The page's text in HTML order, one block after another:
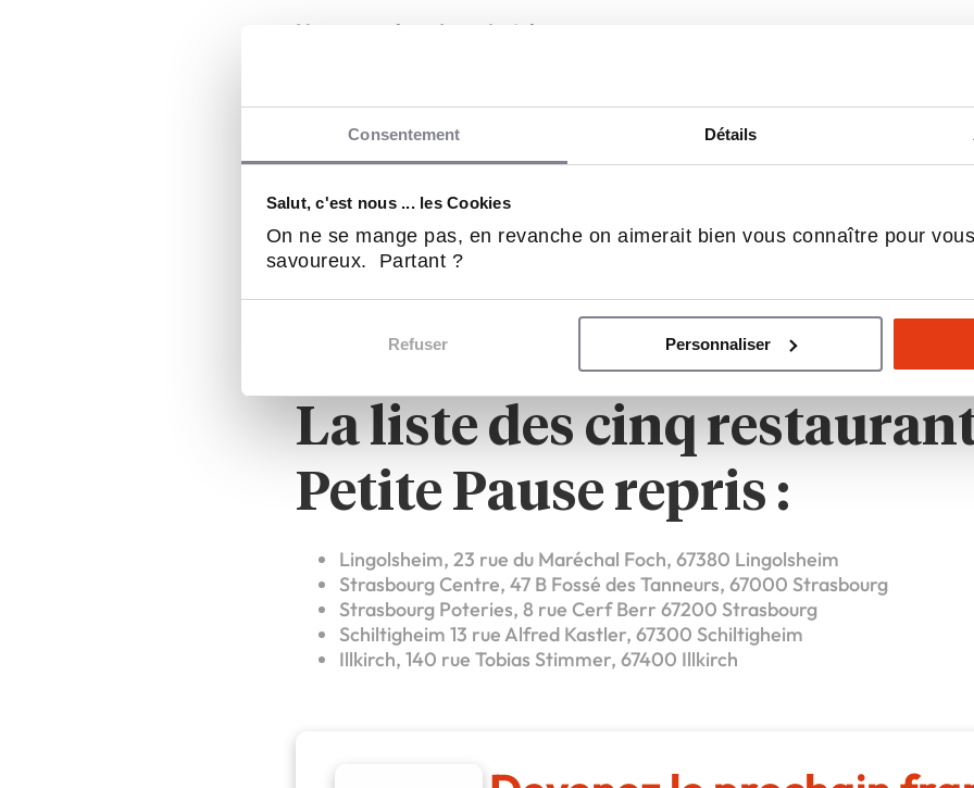
Consentement Détails
Salut, c'est nous ... les Cookies
On ne se mange pas, en revanche on aimerait bien vous connaître pour
savoureux. Partant ?
Refuser Personnaliser
L’annonce de ce jour c’est donc :
Une cuisine centrale au service de nos franchisés
Un maillage stratégique en Alsace
De nombreux franchisés toujours plus ambitieux qui s’apprêtent à nous
en train de se structurer et de changer de dimension. Green sur mesure
structure.
Du foodcourt healthy, du coffee shop, du Comptoir Express, et surtout de la
tous ! Un nouveau cap dans la restauration, de nouvelles montagnes à gravir
une aventure passionnante pour nous, et de la création de valeur pour nos
La liste des cinq
Petite Pause repris :
Lingolsheim, 23 rue du Maréchal Foch, 67380 Lingolsheim
Strasbourg Centre, 47 B Fossé des Tanneurs, 67000 Strasbourg
Strasbourg Poteries, 8 rue Cerf Berr 67200 Strasbourg
Schiltigheim 13 rue Alfred Kastler, 67300 Schiltigheim
Illkirch, 140 rue Tobias Stimmer, 67400 Illkirch